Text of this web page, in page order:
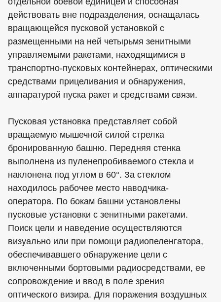
действовать вне подразделения, оснащалась
вращающейся пусковой установкой с
размещенными на ней четырьмя зенитными
управляемыми ракетами, находящимися в
транспортно-пусковых контейнерах, оптическими
средствами прицеливания и обнаружения,
аппаратурой пуска ракет и средствами связи.
Пусковая установка представляет собой
вращаемую мышечной силой стрелка
бронированную башню. Передняя стенка
выполнена из пуленепробиваемого стекла и
наклонена под углом в 60°. За стеклом
находилось рабочее место наводчика-
оператора. По бокам башни установлены
пусковые установки с зенитными ракетами.
Поиск цели и наведение осуществляются
визуально или при помощи радиопеленгатора,
обеспечивавшего обнаружение цели с
включенными бортовыми радиосредствами, ее
сопровождение и ввод в поле зрения
оптического визира. Для поражения воздушных